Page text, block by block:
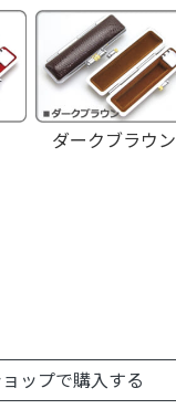
ダークブラウン
ップで購入する